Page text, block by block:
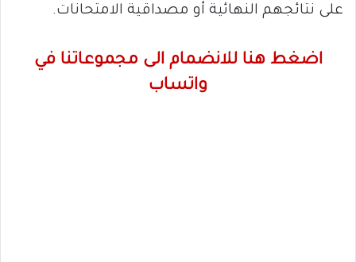
على نتائجهم النهائية أو مصداقية الامتحانات.
اضغط هنا للانضمام الى مجموعاتنا في
واتساب